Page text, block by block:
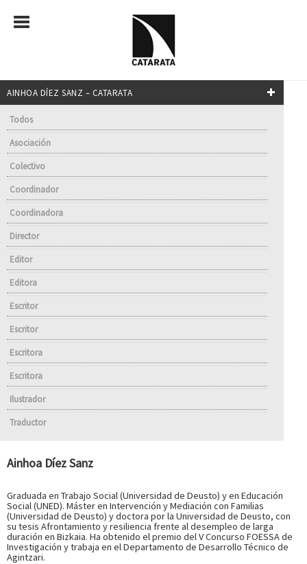
AINHOA DÍEZ SANZ – CATARATA
Todos
Asociación
Colectivo
Coordinador
Coordinadora
Director
Editor
Editora
Escritor
Escritor
Escritora
Escritora
Ilustrador
Traductor
Ainhoa Díez Sanz
Graduada en Trabajo Social (Universidad de Deusto) y en Educación
Social (UNED). Máster en Intervención y Mediación con Familias
(Universidad de Deusto) y doctora por la Universidad de Deusto, con
su tesis Afrontamiento y resiliencia frente al desempleo de larga
duración en Bizkaia. Ha obtenido el premio del V Concurso FOESSA de
Investigación y trabaja en el Departamento de Desarrollo Técnico de
Agintzari.